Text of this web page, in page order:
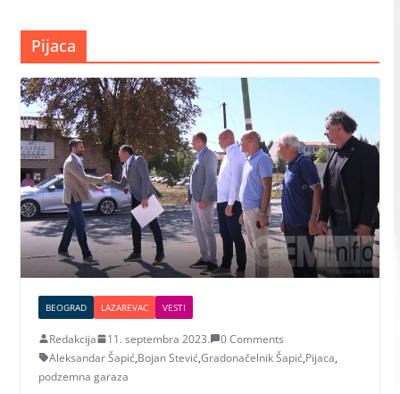
Pijaca
BEOGRAD LAZAREVAC VESTI
Redakcija 11. septembra 2023.
0 Comments
Aleksandar Šapić,Bojan Stević,Gradonačelnik Šapić,Pijaca,
podzemna garaza